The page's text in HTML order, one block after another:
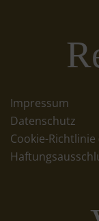
Impressum
Datenschutz
Cookie-Richtlinie